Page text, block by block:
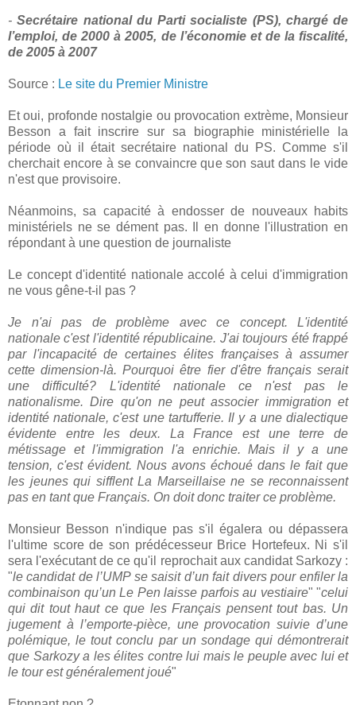
-Secrétaire national du Parti socialiste (PS), chargé de
l’emploi, de 2000 à 2005, de l’économie et de la fiscalité,
de 2005 à 2007
Source : Le site du Premier Ministre
Et oui, profonde nostalgie ou provocation extrème, Monsieur
Besson a fait inscrire sur sa biographie ministérielle la
période où il était secrétaire national du PS. Comme s'il
cherchait encore à se convaincre que son saut dans le vide
n'est que provisoire.
Néanmoins, sa capacité à endosser de nouveaux habits
ministériels ne se dément pas. Il en donne l'illustration en
répondant à une question de journaliste
Le concept d'identité nationale accolé à celui d'immigration
ne vous gêne-t-il pas ?
Je n'ai pas de problème avec ce concept. L'identité
nationale c'est l'identité républicaine. J'ai toujours été frappé
par l'incapacité de certaines élites françaises à assumer
cette dimension-là. Pourquoi être fier d'être français serait
une difficulté? L'identité nationale ce n'est pas le
nationalisme. Dire qu'on ne peut associer immigration et
identité nationale, c'est une tartufferie. Il y a une dialectique
évidente entre les deux. La France est une terre de
métissage et l'immigration l'a enrichie. Mais il y a une
tension, c'est évident. Nous avons échoué dans le fait que
les jeunes qui sifflent La Marseillaise ne se reconnaissent
pas en tant que Français. On doit donc traiter ce problème.
Monsieur Besson n'indique pas s'il égalera ou dépassera
l'ultime score de son prédécesseur Brice Hortefeux. Ni s'il
sera l'exécutant de ce qu'il reprochait aux candidat Sarkozy :
"le candidat de l’UMP se saisit d’un fait divers pour enfiler la
combinaison qu’un Le Pen laisse parfois au vestiaire" "celui
qui dit tout haut ce que les Français pensent tout bas. Un
jugement à l’emporte-pièce, une provocation suivie d’une
polémique, le tout conclu par un sondage qui démontrerait
que Sarkozy a les élites contre lui mais le peuple avec lui et
le tour est généralement joué"